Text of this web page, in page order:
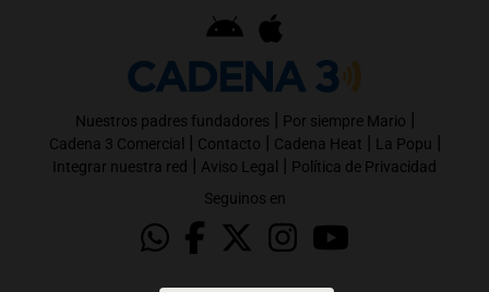
Nuestros padres fundadores | Por siempre Mario |
Cadena 3 Comercial | Contacto | Cadena Heat | La Popu |
Integrar nuestra red | Aviso Legal | Política de Privacidad
Seguinos en